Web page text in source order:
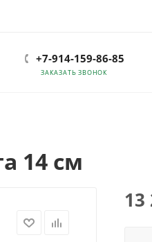
+7-914-159-86-85
ЗАКАЗАТЬ ЗВОНОК
14 см
13